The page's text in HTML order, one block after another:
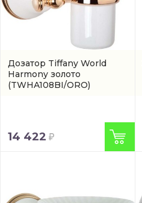
Дозатор Tiffany World
Harmony золото
(TWHA108BI/ORO)
14 422